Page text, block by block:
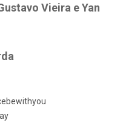
Vieira e Yan